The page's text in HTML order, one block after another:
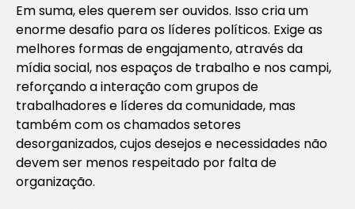
Em suma, eles querem ser ouvidos. Isso cria um
enorme desafio para os líderes políticos. Exige as
melhores formas de engajamento, através da
mídia social, nos espaços de trabalho e nos campi,
reforçando a interação com grupos de
trabalhadores e líderes da comunidade, mas
também com os chamados setores
desorganizados, cujos desejos e necessidades não
devem ser menos respeitado por falta de
organização.